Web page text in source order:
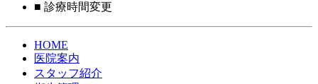
■ 診療時間変更
HOME
医院案内
スタッフ紹介